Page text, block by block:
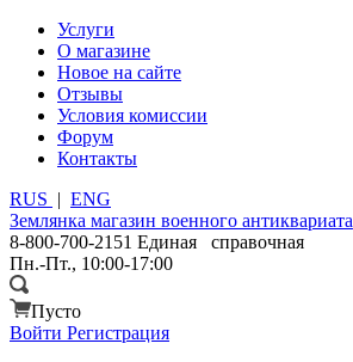
Услуги
О магазине
Новое на сайте
Отзывы
Условия комиссии
Форум
Контакты
RUS | ENG
Землянка магазин военного антиквариата
8-800-700-2151 Единая справочная
Пн.-Пт., 10:00-17:00
Пусто
Войти Регистрация